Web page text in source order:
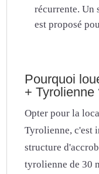
récurrente. Un
est proposé
Pourquoi
+ Tyrolienne
Opter pour la
Tyrolienne, c'est
structure
tyrolienne de 30